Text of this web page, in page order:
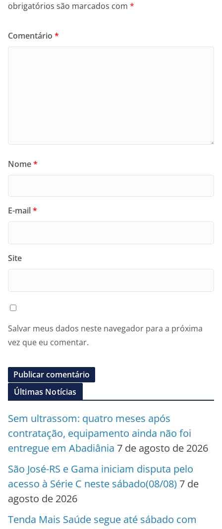
obrigatórios são marcados com *
Comentário *
Nome*
E-mail*
Site
Salvar meus dados neste navegador para a próxima
vez que eu comentar.
Últimas Notícias
Sem ultrassom: quatro meses após
contratação, equipamento ainda não foi
entregue em Abadiânia 7 de agosto de 2026
São José-RS e Gama iniciam disputa pelo
acesso à Série C neste sábado(08/08) 7 de
agosto de 2026
Tenda Mais Saúde segue até sábado com